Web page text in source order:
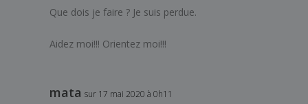
Que dois je faire ? Je suis perdue.
Aidez moi!!! Orientez moi!!!
mata sur 17 mai 2020 à 0h11